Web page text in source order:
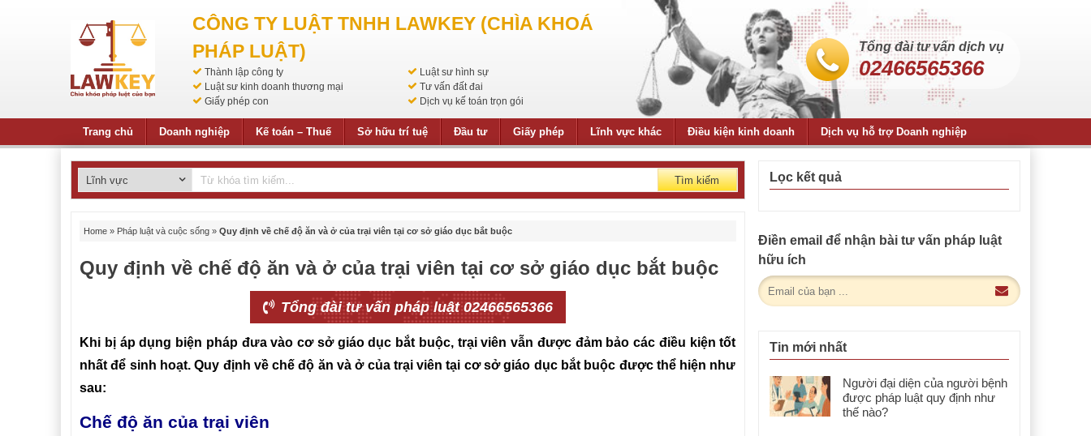
CÔNG TY LUẬT TNHH LAWKEY (CHÌA KHOÁ
PHÁP LUẬT)
Thành lập công ty
Luật sư hình sự
Luật sư kinh doanh thương mại
Tư vấn đất đai
Giấy phép con
Dịch vụ kế toán trọn gói
Tổng đài tư vấn dịch vụ
02466565366
Trang chủ Doanh nghiệp Kế toán – Thuế Sở hữu trí tuệ Đầu tư Giấy phép Lĩnh vực khác Điều kiện kinh doanh Dịch vụ hỗ trợ Doanh nghiệp
Tìm kiếm
Home » Pháp luật và cuộc sống » Quy định về chế độ ăn và ở của trại viên tại cơ sở giáo dục bắt buộc
Quy định về chế độ ăn và ở của trại viên tại cơ sở giáo dục bắt buộc
Tổng đài tư vấn pháp luật 02466565366
Khi bị áp dụng biện pháp đưa vào cơ sở giáo dục bắt buộc, trại viên vẫn được đảm bảo các điều kiện tốt
nhất để sinh hoạt. Quy định về chế độ ăn và ở của trại viên tại cơ sở giáo dục bắt buộc được thể hiện như
sau:
Chế độ ăn của trại viên
Lọc kết quả
Điền email để nhận bài tư vấn pháp luật
hữu ích
Tin mới nhất
Người đại diện của người bệnh
được pháp luật quy định như
thế nào?